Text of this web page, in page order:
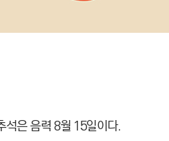
석은 음력 8월 15일이다.